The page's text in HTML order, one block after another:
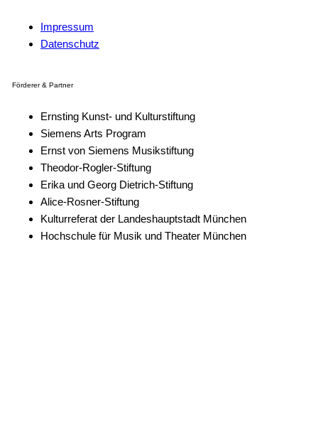
Impressum
Datenschutz
Förderer & Partner
Ernsting Kunst- und Kulturstiftung
Siemens Arts Program
Ernst von Siemens Musikstiftung
Theodor-Rogler-Stiftung
Erika und Georg Dietrich-Stiftung
Alice-Rosner-Stiftung
Kulturreferat der Landeshauptstadt München
Hochschule für Musik und Theater München